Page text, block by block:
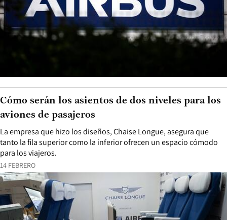
14 FEBRERO
La empresa que hizo los diseños, Chaise Longue, asegura que
tanto la fila superior como la inferior ofrecen un espacio cómodo
para los viajeros.
Cómo serán los asientos de dos niveles para los
aviones de pasajeros